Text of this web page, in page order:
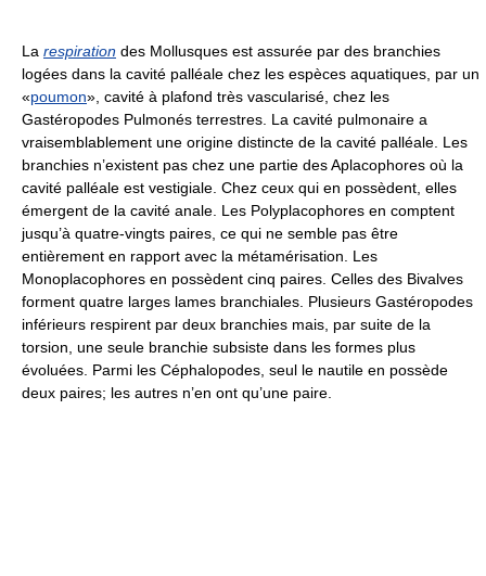
La respiration des Mollusques est assurée par des branchies
logées dans la cavité palléale chez les espèces aquatiques, par un
«poumon», cavité à plafond très vascularisé, chez les
Gastéropodes Pulmonés terrestres. La cavité pulmonaire a
vraisemblablement une origine distincte de la cavité palléale. Les
branchies n’existent pas chez une partie des Aplacophores où la
cavité palléale est vestigiale. Chez ceux qui en possèdent, elles
émergent de la cavité anale. Les Polyplacophores en comptent
jusqu’à quatre-vingts paires, ce qui ne semble pas être
entièrement en rapport avec la métamérisation. Les
Monoplacophores en possèdent cinq paires. Celles des Bivalves
forment quatre larges lames branchiales. Plusieurs Gastéropodes
inférieurs respirent par deux branchies mais, par suite de la
torsion, une seule branchie subsiste dans les formes plus
évoluées. Parmi les Céphalopodes, seul le nautile en possède
deux paires; les autres n’en ont qu’une paire.